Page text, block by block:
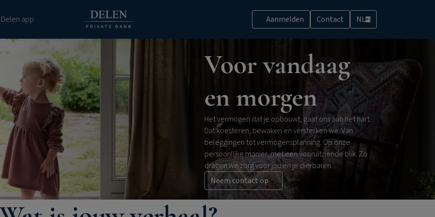
app Aanmelden Contact NLNL
Voor vandaag
en morgen
Het vermogen dat je opbouwt, gaat ons aan het hart.
Dat koesteren, bewaken en versterken we. Van
beleggingen tot vermogensplanning. Op onze
persoonlijke manier, met een vooruitziende blik. Zo
dragen we zorg voor jou en je dierbaren.
Neem contact op